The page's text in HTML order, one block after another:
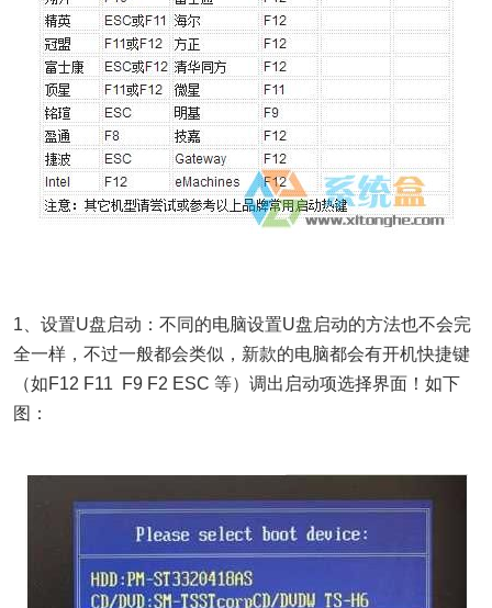
1、设置U盘启动：不同的电脑设置U盘启动的方法也不会完
全一样，不过一般都会类似，新款的电脑都会有开机快捷键
（如F12 F11 F9 F2 ESC 等）调出启动项选择界面！如下
图：